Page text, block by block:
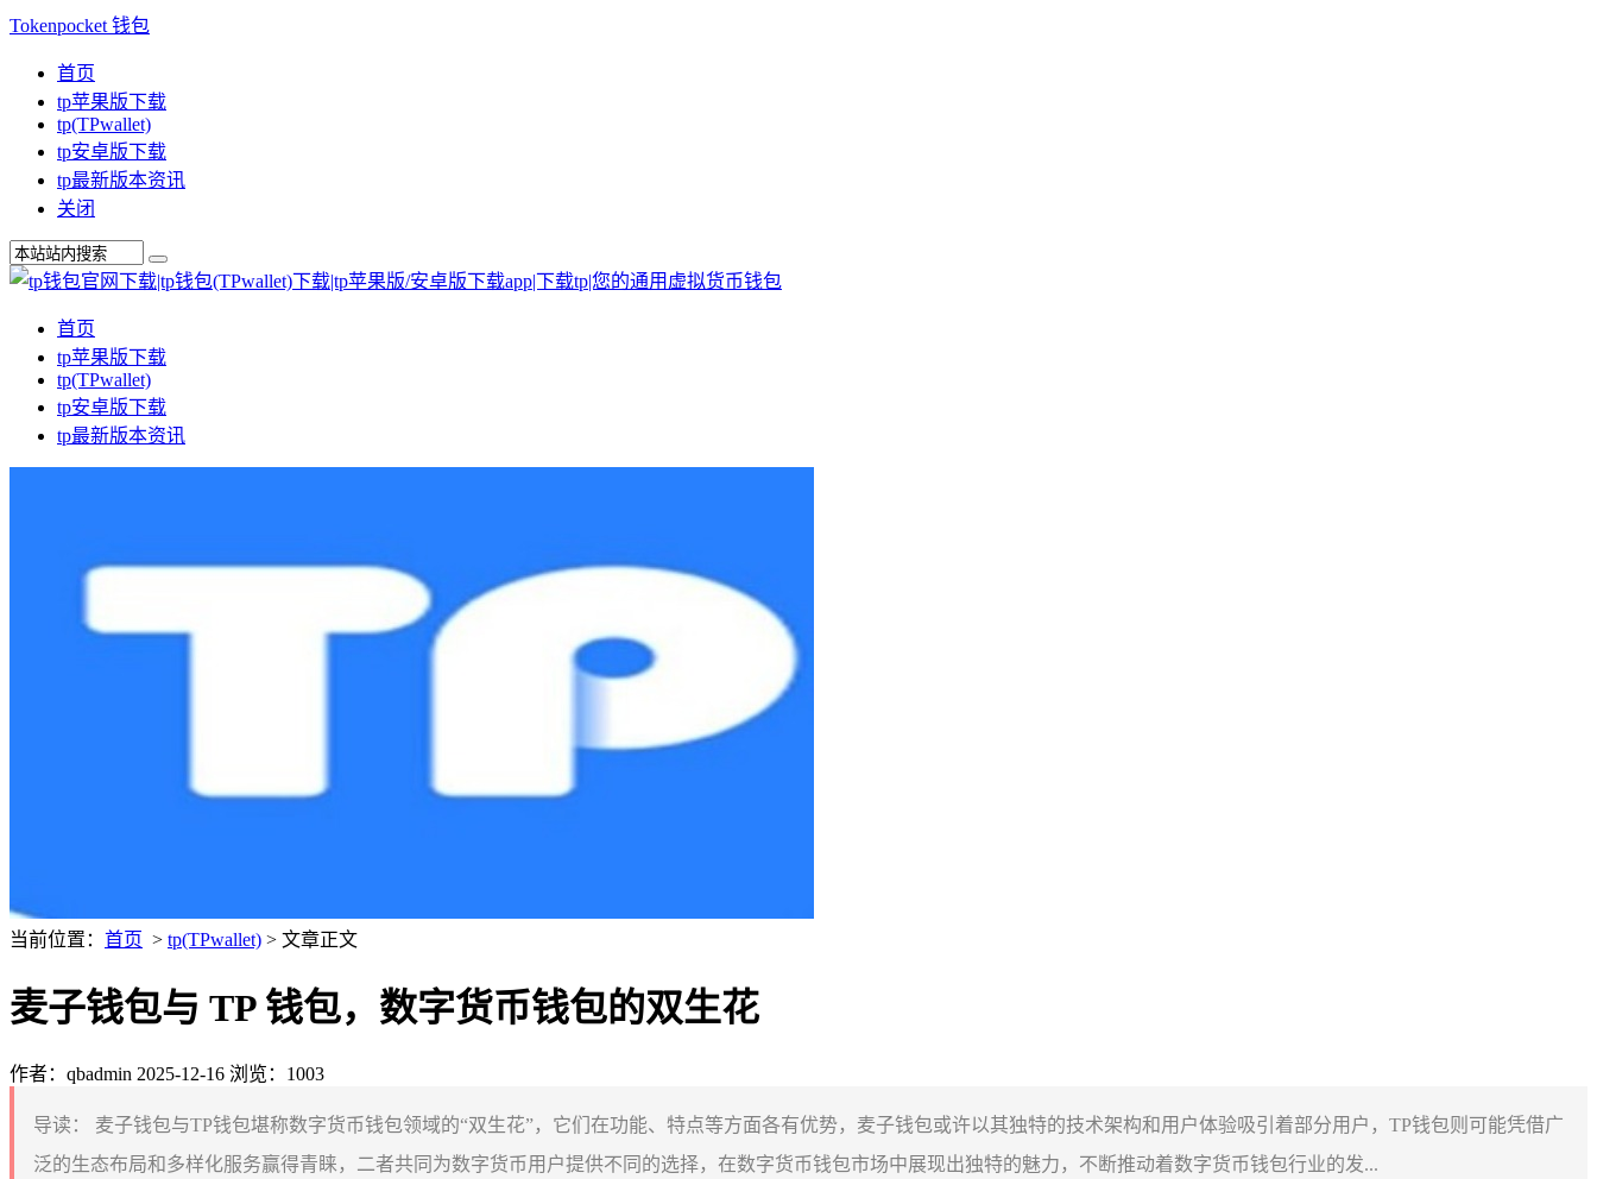
Tokenpocket 钱包
首页
tp苹果版下载
tp(TPwallet)
tp安卓版下载
tp最新版本资讯
关闭
首页
tp苹果版下载
tp(TPwallet)
tp安卓版下载
tp最新版本资讯
当前位置： 首页 > tp(TPwallet) > 文章正文
麦子钱包与 TP 钱包，数字货币钱包的双生花
作者：qbadmin 2025-12-16 浏览：1003
导读：
麦子钱包与TP钱包堪称数字货币钱包领域的“双生花”，它们在功能、特点等方面各有优势，麦子钱包或许以其独特的技术架构和用户体验吸引着部分用户，TP钱包则可能凭借广
泛的生态布局和多样化服务赢得青睐，二者共同为数字货币用户提供不同的选择，在数字货币钱包市场中展现出独特的魅力，不断推动着数字货币钱包行业的发...